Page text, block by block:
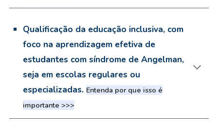
Qualificação da educação inclusiva, com
foco na aprendizagem efetiva de
estudantes com síndrome de Angelman,
seja em escolas regulares ou
especializadas. Entenda por que isso é
importante >>>